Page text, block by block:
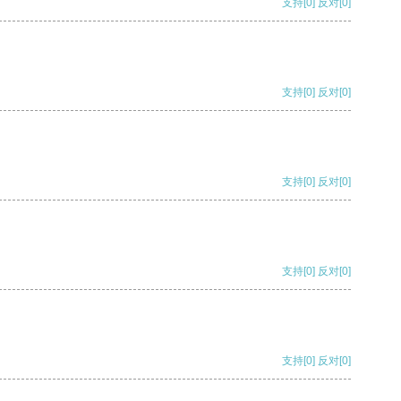
支持 [0] 反对 [0]
支持[0] 反对[0]
支持[0] 反对[0]
支持[0] 反对[0]
支持[0] 反对[0]